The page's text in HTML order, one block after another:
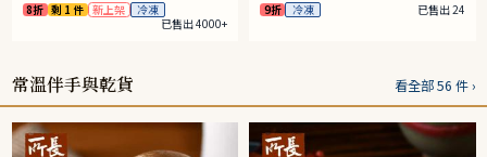
8折 剩 1 件 新上架
冷凍
已售出 4000+
9折 冷凍 已售出 24
常溫伴手與乾貨 看全部 56 件 ›